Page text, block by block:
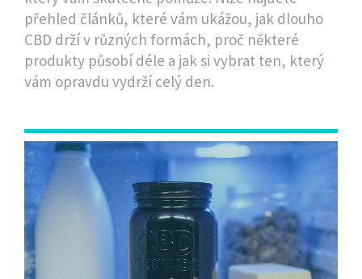
přehled článků, které vám ukážou, jak dlouho
CBD drží v různých formách, proč některé
produkty působí déle a jak si vybrat ten, který
vám opravdu vydrží celý den.